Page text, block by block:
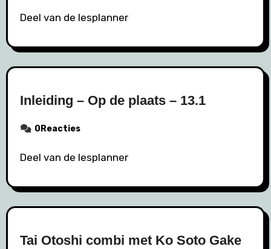
Deel van de lesplanner
Inleiding – Op de plaats – 13.1
0Reacties
Deel van de lesplanner
Tai Otoshi combi met Ko Soto Gake